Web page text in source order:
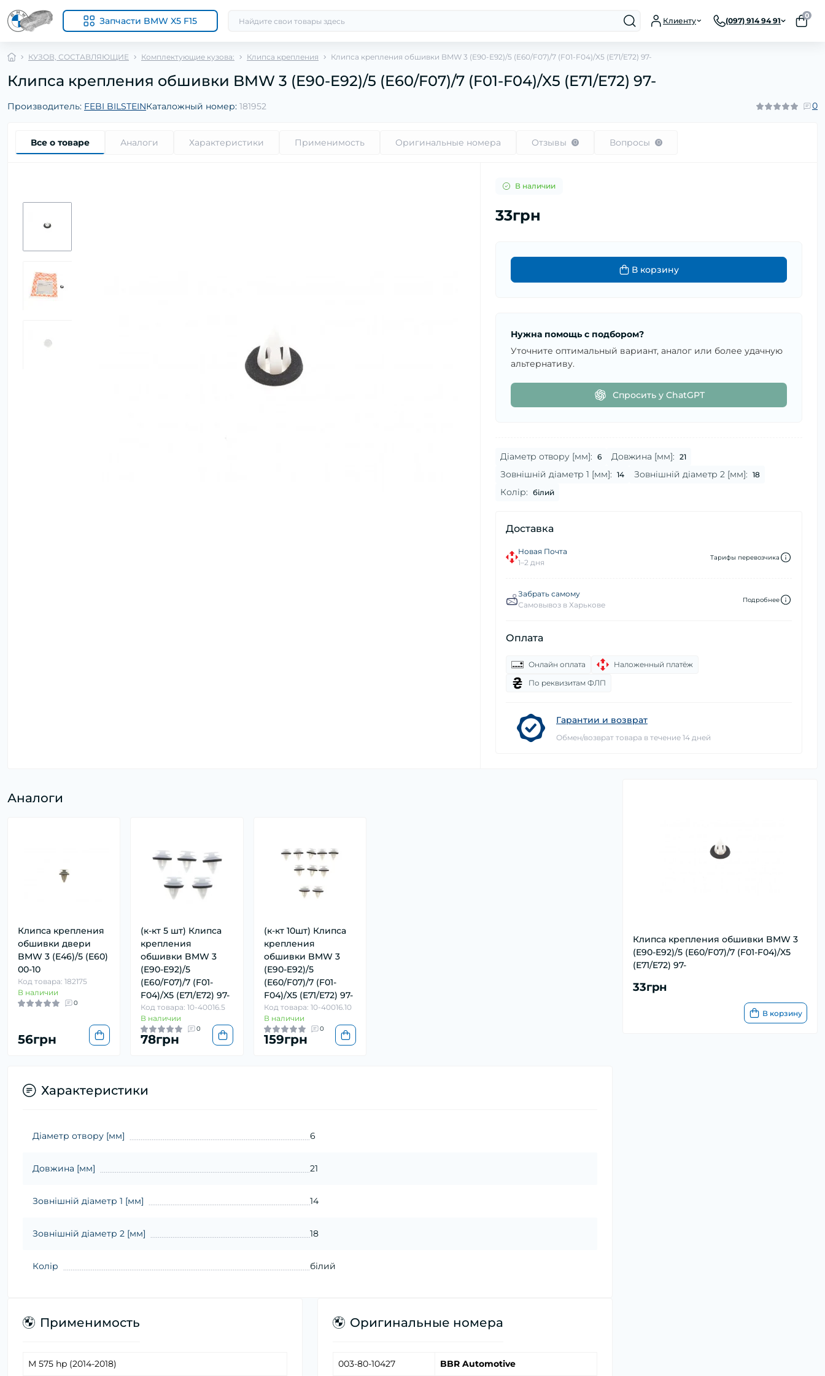
Запчасти BMW X5 F15 Клиенту (097) 914 94 91
0
КУЗОВ, СОСТАВЛЯЮЩИЕ Комплектующие кузова: Клипса крепления Клипса крепления обшивки BMW 3 (E90-E92)/5 (E60/F07)/7 (F01-F04)/X5 (E71/E72) 97-
Клипса крепления обшивки BMW 3 (E90-E92)/5 (E60/F07)/7 (F01-F04)/X5 (E71/E72) 97-
Производитель: FEBI BILSTEINКаталожный номер: 181952 0
Все о товаре Аналоги Характеристики Применимость Оригинальные номера Отзывы 0 Вопросы 0
В наличии
33грн
В корзину
Нужна помощь с подбором?
Уточните оптимальный вариант, аналог или более удачную
альтернативу.
Спросить у ChatGPT
Діаметр отвору [мм]: 6 Довжина [мм]: 21
Зовнішній діаметр 1 [мм]: 14 Зовнішній діаметр 2 [мм]: 18
Колір: білий
Доставка
Новая Почта
1–2 дня
Тарифы перевозчика
Забрать самому
Самовывоз в Харькове
Подробнее
Оплата
Онлайн оплата
Наложенный платёж
По реквизитам ФЛП
Гарантии и возврат
Обмен/возврат товара в течение 14 дней
Клипса крепления обшивки BMW 3
(E90-E92)/5 (E60/F07)/7 (F01-F04)/X5
(E71/E72) 97-
33грн
В корзину
Аналоги
Клипса крепления
обшивки двери
BMW 3 (E46)/5 (E60)
00-10
Код товара: 182175
В наличии
0
56грн
(к-кт 5 шт) Клипса
крепления
обшивки BMW 3
(E90-E92)/5
(E60/F07)/7 (F01-
F04)/X5 (E71/E72) 97-
Код товара: 10-40016.5
В наличии
0
78грн
(к-кт 10шт) Клипса
крепления
обшивки BMW 3
(E90-E92)/5
(E60/F07)/7 (F01-
F04)/X5 (E71/E72) 97-
Код товара: 10-40016.10
В наличии
0
159грн
Характеристики
Діаметр отвору [мм] 6
Довжина [мм] 21
Зовнішній діаметр 1 [мм] 14
Зовнішній діаметр 2 [мм] 18
Колір білий
Применимость
M 575 hp (2014-2018)
Оригинальные номера
003-80-10427 BBR Automotive